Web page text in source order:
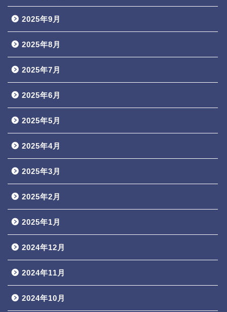
2025年9月
2025年8月
2025年7月
2025年6月
2025年5月
2025年4月
2025年3月
2025年2月
2025年1月
2024年12月
2024年11月
2024年10月